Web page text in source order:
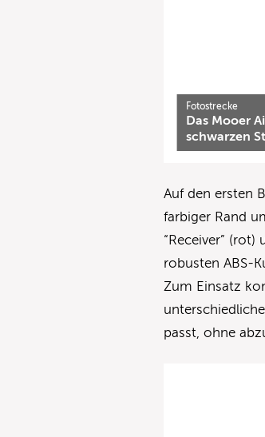
Fotostrecke
Das Mooer
schwarzen
Auf den ersten
farbiger Rand
“Receiver”
robusten ABS-
Zum Einsatz
passt, ohne